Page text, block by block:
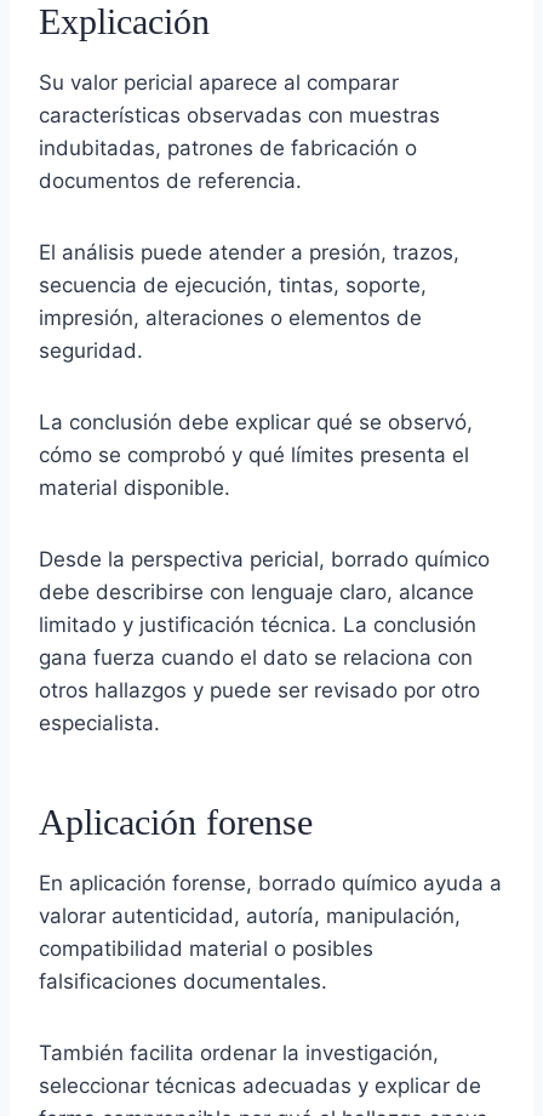
Explicación
Su valor pericial aparece al comparar
características observadas con muestras
indubitadas, patrones de fabricación o
documentos de referencia.
El análisis puede atender a presión, trazos,
secuencia de ejecución, tintas, soporte,
impresión, alteraciones o elementos de
seguridad.
La conclusión debe explicar qué se observó,
cómo se comprobó y qué límites presenta el
material disponible.
Desde la perspectiva pericial, borrado químico
debe describirse con lenguaje claro, alcance
limitado y justificación técnica. La conclusión
gana fuerza cuando el dato se relaciona con
otros hallazgos y puede ser revisado por otro
especialista.
Aplicación forense
En aplicación forense, borrado químico ayuda a
valorar autenticidad, autoría, manipulación,
compatibilidad material o posibles
falsificaciones documentales.
También facilita ordenar la investigación,
seleccionar técnicas adecuadas y explicar de